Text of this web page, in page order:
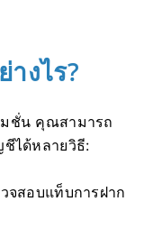
งไร?
ชั่น คุณสามารถ
ชีได้หลายวิธี:
จสอบแท็บการฝาก